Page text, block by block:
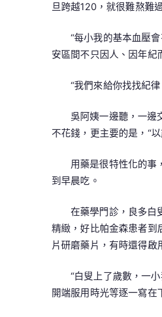
旦跨越120，就很難熬難
“每小我的基本血壓
安區間不只因人、因年紀
“我們來給你找找紀律
吳阿姨一邊聽，一
不花錢，更主要的是，“
用藥是很特性化的事
到早晨吃。
在藥學門診，良多白
精緻，好比帕金森患者到
片研磨藥片，有時還得
“白叟上了歲數，一
開端服用時光等逐一寫在